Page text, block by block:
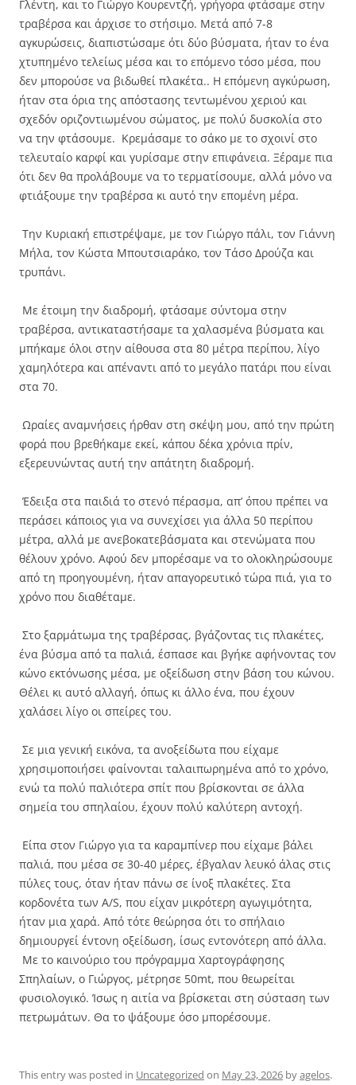
Γλέντη, και το Γιώργο Κουρεντζή, γρήγορα φτάσαμε στην
τραβέρσα και άρχισε το στήσιμο. Μετά από 7-8
αγκυρώσεις, διαπιστώσαμε ότι δύο βύσματα, ήταν το ένα
χτυπημένο τελείως μέσα και το επόμενο τόσο μέσα, που
δεν μπορούσε να βιδωθεί πλακέτα.. Η επόμενη αγκύρωση,
ήταν στα όρια της απόστασης τεντωμένου χεριού και
σχεδόν οριζοντιωμένου σώματος, με πολύ δυσκολία στο
να την φτάσουμε. Κρεμάσαμε το σάκο με το σχοινί στο
τελευταίο καρφί και γυρίσαμε στην επιφάνεια. Ξέραμε πια
ότι δεν θα προλάβουμε να το τερματίσουμε, αλλά μόνο να
φτιάξουμε την τραβέρσα κι αυτό την επομένη μέρα.
Την Κυριακή επιστρέψαμε, με τον Γιώργο πάλι, τον Γιάννη
Μήλα, τον Κώστα Μπουτσιαράκο, τον Τάσο Δρούζα και
τρυπάνι.
Με έτοιμη την διαδρομή, φτάσαμε σύντομα στην
τραβέρσα, αντικαταστήσαμε τα χαλασμένα βύσματα και
μπήκαμε όλοι στην αίθουσα στα 80 μέτρα περίπου, λίγο
χαμηλότερα και απέναντι από το μεγάλο πατάρι που είναι
στα 70.
Ωραίες αναμνήσεις ήρθαν στη σκέψη μου, από την πρώτη
φορά που βρεθήκαμε εκεί, κάπου δέκα χρόνια πρίν,
εξερευνώντας αυτή την απάτητη διαδρομή.
Έδειξα στα παιδιά το στενό πέρασμα, απ’ όπου πρέπει να
περάσει κάποιος για να συνεχίσει για άλλα 50 περίπου
μέτρα, αλλά με ανεβοκατεβάσματα και στενώματα που
θέλουν χρόνο. Αφού δεν μπορέσαμε να το ολοκληρώσουμε
από τη προηγουμένη, ήταν απαγορευτικό τώρα πιά, για το
χρόνο που διαθέταμε.
Στο ξαρμάτωμα της τραβέρσας, βγάζοντας τις πλακέτες,
ένα βύσμα από τα παλιά, έσπασε και βγήκε αφήνοντας τον
κώνο εκτόνωσης μέσα, με οξείδωση στην βάση του κώνου.
Θέλει κι αυτό αλλαγή, όπως κι άλλο ένα, που έχουν
χαλάσει λίγο οι σπείρες του.
Σε μια γενική εικόνα, τα ανοξείδωτα που είχαμε
χρησιμοποιήσει φαίνονται ταλαιπωρημένα από το χρόνο,
ενώ τα πολύ παλιότερα σπίτ που βρίσκονται σε άλλα
σημεία του σπηλαίου, έχουν πολύ καλύτερη αντοχή.
Είπα στον Γιώργο για τα καραμπίνερ που είχαμε βάλει
παλιά, που μέσα σε 30-40 μέρες, έβγαλαν λευκό άλας στις
πύλες τους, όταν ήταν πάνω σε ίνοξ πλακέτες. Στα
κορδονέτα των A/S, που είχαν μικρότερη αγωγιμότητα,
ήταν μια χαρά. Από τότε θεώρησα ότι το σπήλαιο
δημιουργεί έντονη οξείδωση, ίσως εντονότερη από άλλα.
Με το καινούριο του πρόγραμμα Χαρτογράφησης
Σπηλαίων, ο Γιώργος, μέτρησε 50mt, που θεωρείται
φυσιολογικό. Ίσως η αιτία να βρίσκεται στη σύσταση των
πετρωμάτων. Θα το ψάξουμε όσο μπορέσουμε.
This entry was posted in Uncategorized on May 23, 2026 byagelos.